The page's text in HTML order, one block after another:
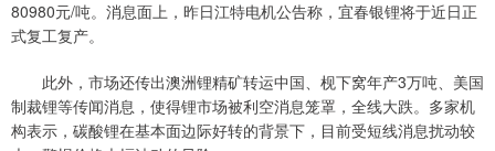
80980元/吨。消息面上，昨日江特电机公告称，宜春银锂将于近日正
式复工复产。
此外，市场还传出澳洲锂精矿转运中国、枧下窝年产3万吨、美国
制裁锂等传闻消息，使得锂市场被利空消息笼罩，全线大跌。多家机
构表示，碳酸锂在基本面边际好转的背景下，目前受短线消息扰动较